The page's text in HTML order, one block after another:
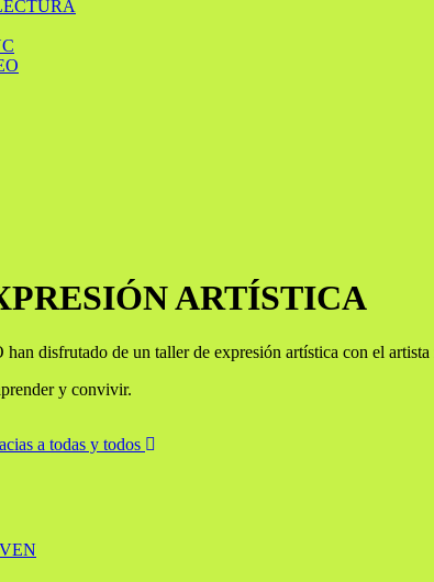
ARTÍSTICA
han disfrutado de un taller de expresión artística con el
y convivir.
a todas y todos